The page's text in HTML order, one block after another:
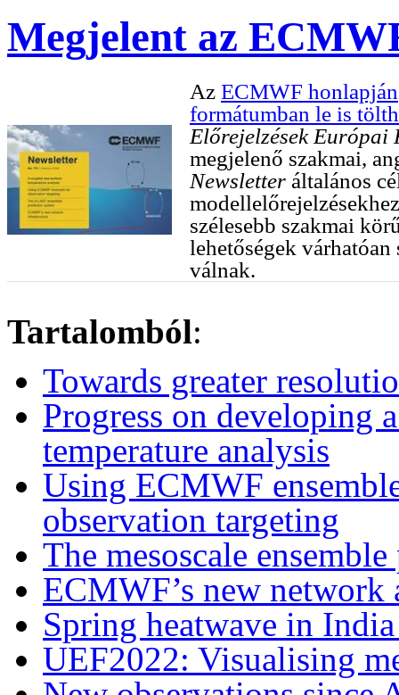
Megjelent az
Az ECMWF honlapján
formátumban le is
Előrejelzések
megjelenő szakmai,
Newsletter általános
szélesebb szakmai
lehetőségek
válnak.
Tartalomból:
Towards greater
Progress on developing
temperature analysis
Using ECMWF
observation targeting
The mesoscale
ECMWF’s new
Spring heatwave in
UEF2022: Visualising